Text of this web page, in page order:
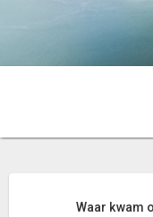
Waar kwam